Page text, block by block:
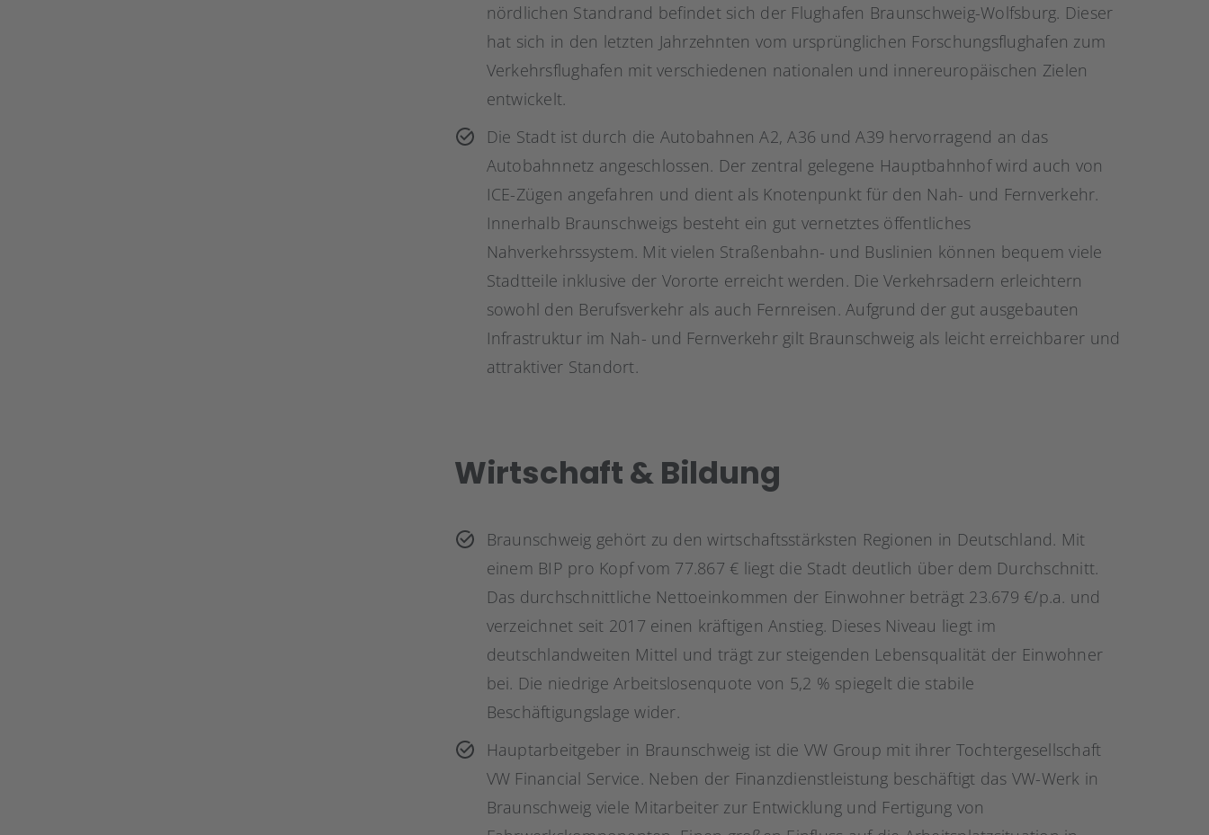
nördlichen Standrand befindet sich der Flughafen Braunschweig-Wolfsburg. Dieser
hat sich in den letzten Jahrzehnten vom ursprünglichen Forschungsflughafen zum
Verkehrsflughafen mit verschiedenen nationalen und innereuropäischen Zielen
entwickelt.
Die Stadt ist durch die Autobahnen A2, A36 und A39 hervorragend an das
Autobahnnetz angeschlossen. Der zentral gelegene Hauptbahnhof wird auch von
ICE-Zügen angefahren und dient als Knotenpunkt für den Nah- und Fernverkehr.
Innerhalb Braunschweigs besteht ein gut vernetztes öffentliches
Nahverkehrssystem. Mit vielen Straßenbahn- und Buslinien können bequem viele
Stadtteile inklusive der Vororte erreicht werden. Die Verkehrsadern erleichtern
sowohl den Berufsverkehr als auch Fernreisen. Aufgrund der gut ausgebauten
Infrastruktur im Nah- und Fernverkehr gilt Braunschweig als leicht erreichbarer und
attraktiver Standort.
Wirtschaft & Bildung
Braunschweig gehört zu den wirtschaftsstärksten Regionen in Deutschland. Mit
einem BIP pro Kopf vom 77.867 € liegt die Stadt deutlich über dem Durchschnitt.
Das durchschnittliche Nettoeinkommen der Einwohner beträgt 23.679 €/p.a. und
verzeichnet seit 2017 einen kräftigen Anstieg. Dieses Niveau liegt im
deutschlandweiten Mittel und trägt zur steigenden Lebensqualität der Einwohner
bei. Die niedrige Arbeitslosenquote von 5,2 % spiegelt die stabile
Beschäftigungslage wider.
Hauptarbeitgeber in Braunschweig ist die VW Group mit ihrer Tochtergesellschaft
VW Financial Service. Neben der Finanzdienstleistung beschäftigt das VW-Werk in
Braunschweig viele Mitarbeiter zur Entwicklung und Fertigung von